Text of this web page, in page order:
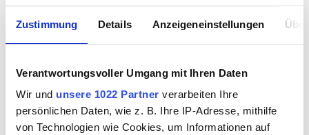
Zustimmung Details Anzeigeneinstellungen
Verantwortungsvoller Umgang mit Ihren Daten
Wir und unsere 1022 Partner verarbeiten Ihre
persönlichen Daten, wie z. B. Ihre IP-Adresse, mithilfe
von Technologien wie Cookies, um Informationen auf
Kaffeebar (Cappuccino, mittlere Größe: 4,90 Euro) haben
Kundschaft angelockt.
ab. Das mag an den Preisen liegen: Ein Magnum-Eis oder
Bagel mit Avocado-Aufstrich 6,90 Euro. Und die einfache
Brezel ist mit 2,99 Euroausgezeichnet. Es sind Preise, die